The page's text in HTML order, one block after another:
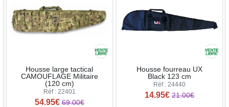
Housse large tactical
CAMOUFLAGE Militaire
(120 cm)
Réf : 22401
54.95€ 69.00€
Housse fourreau UX
Black 123 cm
Réf : 24440
14.95€ 21.00€